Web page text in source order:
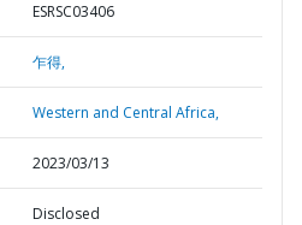
ESRSC03406
乍得,
Western and Central Africa,
2023/03/13
Disclosed